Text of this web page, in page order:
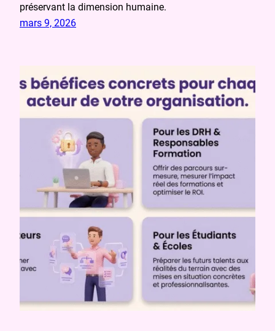
préservant la dimension humaine.
mars 9, 2026